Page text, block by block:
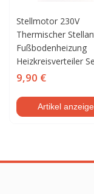
Stellmotor 230V
Thermischer
Fußbodenheizung
Heizkreisverteiler
9,90 €
Artikel